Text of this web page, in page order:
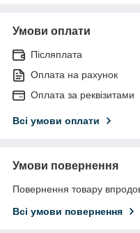
Умови оплати
Післяплата
Оплата на рахунок
Оплата за реквізитами
Всі умови оплати
Умови повернення
Повернення товару
Всі умови повернення